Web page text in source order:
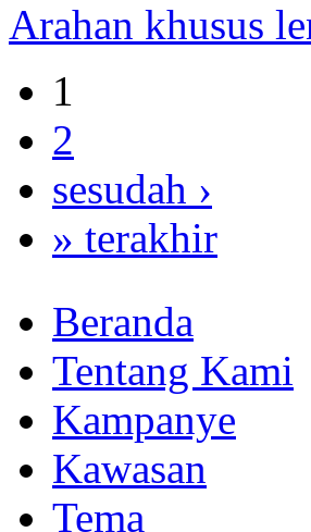
Arahan khusus
1
2
sesudah ›
» terakhir
Beranda
Tentang Kami
Kampanye
Kawasan
Tema